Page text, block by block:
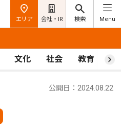
エリア 会社・IR 検索 Menu
文化 社会 教育 ス
公開日：2024.08.22